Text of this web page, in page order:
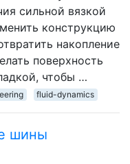
сильной вязкой
конструкцию
накопление
поверхность
чтобы …
fluid-dynamics
шины